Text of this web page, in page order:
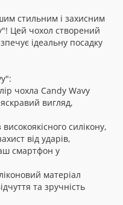
стильним і захисним
Цей чохол створений
ідеальну посадку
чохла Candy Wavy
вигляд,
силікону,
від ударів,
смартфон у
матеріал
та зручність